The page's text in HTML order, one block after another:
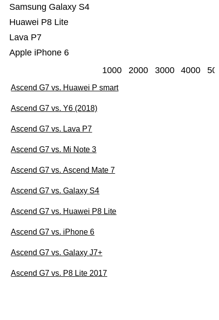
Apple iPhone 6
Lava P7
Huawei P8 Lite
Samsung Galaxy S4
1000 2000 3000 4000
Ascend G7 vs. Huawei P smart
Ascend G7 vs. Y6 (2018)
Ascend G7 vs. Lava P7
Ascend G7 vs. Mi Note 3
Ascend G7 vs. Ascend Mate 7
Ascend G7 vs. Galaxy S4
Ascend G7 vs. Huawei P8 Lite
Ascend G7 vs. iPhone 6
Ascend G7 vs. Galaxy J7+
Ascend G7 vs. P8 Lite 2017